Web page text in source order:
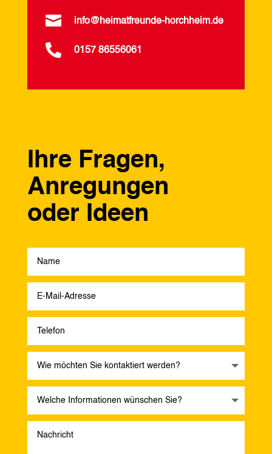
 info@heimatfreunde-horchheim.de
 0157 86556061
Ihre Fragen,
Anregungen
oder Ideen